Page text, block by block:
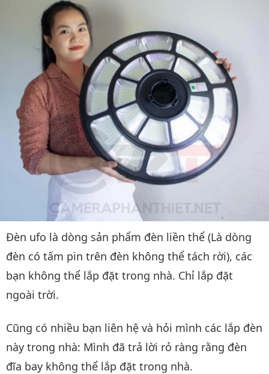
Đèn ufo là dòng sản phẩm đèn liền thể (Là dòng
đèn có tấm pin trên đèn không thể tách rời), các
bạn không thể lắp đặt trong nhà. Chỉ lắp đặt
ngoài trời.
Cũng có nhiều bạn liên hệ và hỏi mình các lắp đèn
này trong nhà: Mình đã trả lời rỏ ràng rằng đèn
đĩa bay không thể lắp đặt trong nhà.